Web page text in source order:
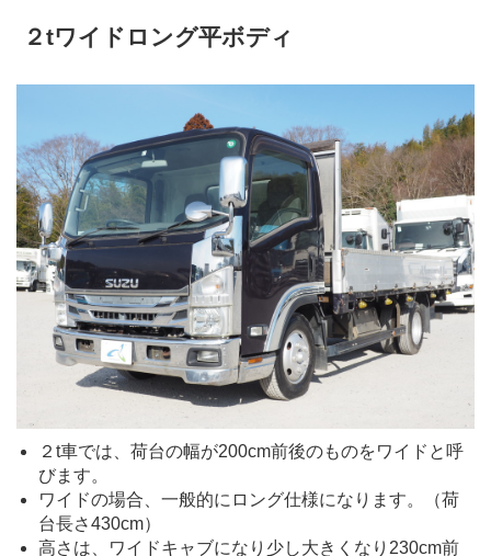
２tワイドロング平ボディ
２t車では、荷台の幅が200cm前後のものをワイドと呼
びます。
ワイドの場合、一般的にロング仕様になります。（荷
台長さ430cm）
高さは、ワイドキャブになり少し大きくなり230cm前